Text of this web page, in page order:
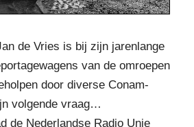
de Vries is bij zijn jarenlange
van de omroepen
door diverse Conam-
volgende vraag…
de Nederlandse Radio Unie